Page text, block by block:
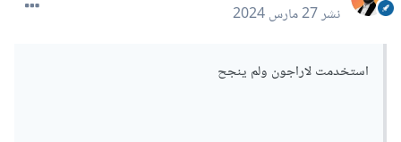
نشر27 مارس 2024
استخدمت لاراجون ولم ينجح